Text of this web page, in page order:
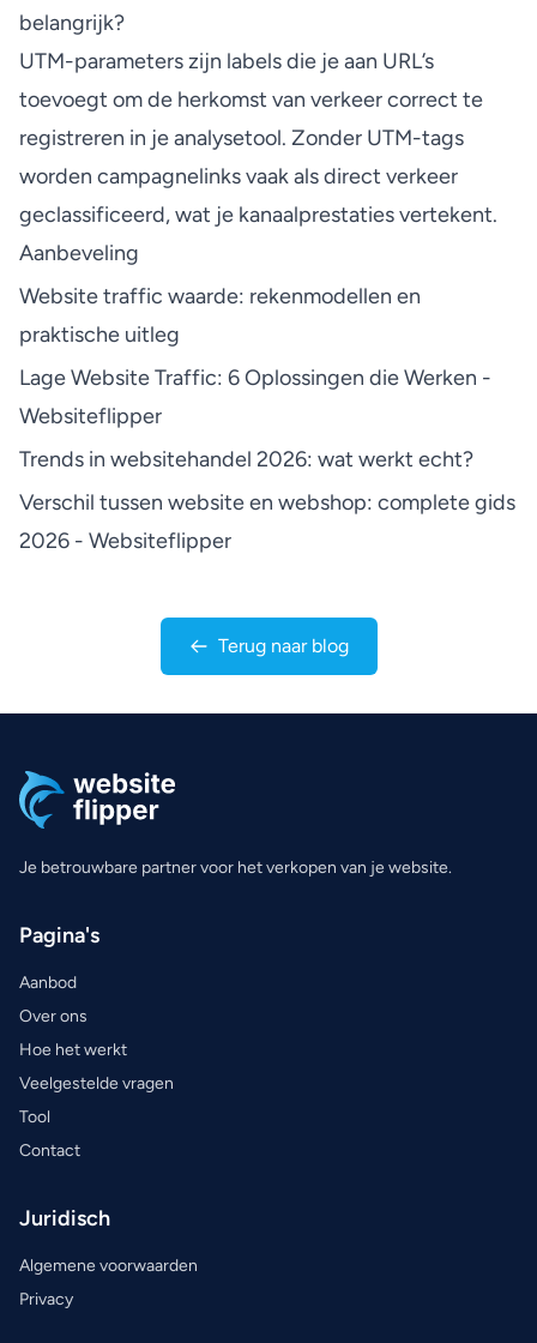
belangrijk?
UTM-parameters zijn labels die je aan URL’s
toevoegt om de herkomst van verkeer correct te
registreren in je analysetool. Zonder UTM-tags
worden campagnelinks vaak als direct verkeer
geclassificeerd, wat je kanaalprestaties vertekent.
Aanbeveling
Website traffic waarde: rekenmodellen en
praktische uitleg
Lage Website Traffic: 6 Oplossingen die Werken -
Websiteflipper
Trends in websitehandel 2026: wat werkt echt?
Verschil tussen website en webshop: complete gids
2026 - Websiteflipper
Terug naar blog
Je betrouwbare partner voor het verkopen van je website.
Pagina's
Aanbod
Over ons
Hoe het werkt
Veelgestelde vragen
Tool
Contact
Juridisch
Algemene voorwaarden
Privacy